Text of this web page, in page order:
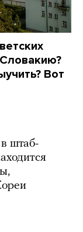
Вот
штаб-